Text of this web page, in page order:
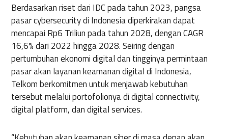
Berdasarkan riset dari IDC pada tahun 2023, pangsa
pasar cybersecurity di Indonesia diperkirakan dapat
mencapai Rp6 Triliun pada tahun 2028, dengan CAGR
16,6% dari 2022 hingga 2028. Seiring dengan
pertumbuhan ekonomi digital dan tingginya permintaan
pasar akan layanan keamanan digital di Indonesia,
Telkom berkomitmen untuk menjawab kebutuhan
tersebut melalui portofolionya di digital connectivity,
digital platform, dan digital services.